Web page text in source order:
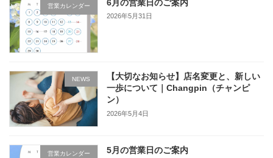
営業カレンダー 6月の営業日のご案内
2026年5月31日
NEWS
【大切なお知らせ】店名変更と、新しい
一歩について｜Changpin（チャンピ
ン）
2026年5月4日
営業カレンダー 5月の営業日のご案内